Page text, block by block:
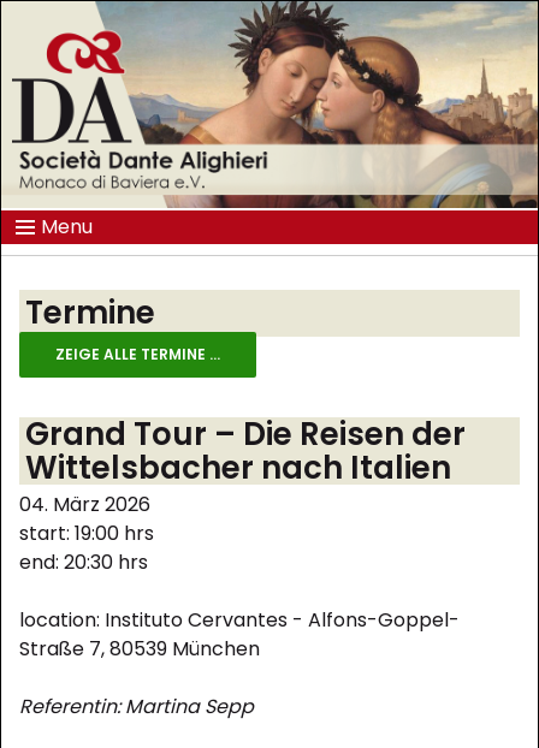
Menu
Termine
ZEIGE ALLE TERMINE ...
Grand Tour – Die Reisen der
Wittelsbacher nach Italien
04. März 2026
start: 19:00 hrs
end: 20:30 hrs
location: Instituto Cervantes - Alfons-Goppel-
Straße 7, 80539 München
Referentin: Martina Sepp